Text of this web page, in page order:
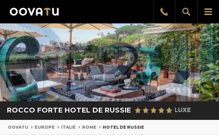
le
Afficher
la
Rappel
gratuit
ROCCO FORTE HOTEL DE RUSSIE
OOVATU EUROPE ITALIE ROME HOTEL DE RUSSIE